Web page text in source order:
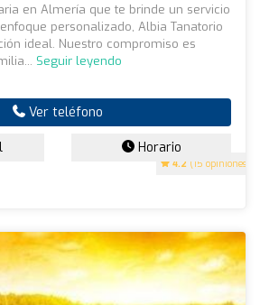
4.2 (15 opiniones)
en Almería que te brinde un servicio
personalizado, Albia Tanatorio
ideal. Nuestro compromiso es
Seguir leyendo
Ver teléfono
Horario